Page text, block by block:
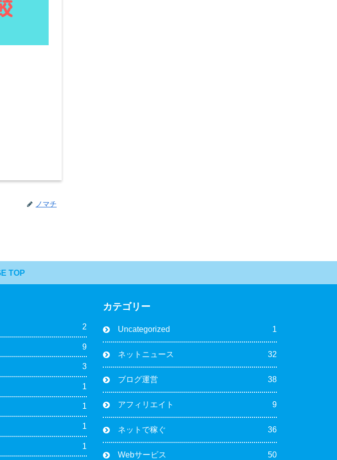
ノマチ
TOP
2
9
3
1
1
1
1
カテゴリー
Uncategorized 1
ネットニュース 32
ブログ運営 38
アフィリエイト 9
ネットで稼ぐ 36
Webサービス 50